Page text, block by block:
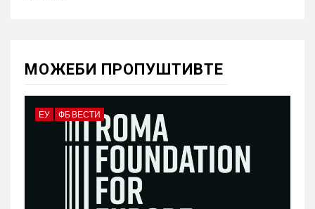
МОЖЕБИ ПРОПУШТИВТЕ
ЕУ ФБ ВЕСТИ